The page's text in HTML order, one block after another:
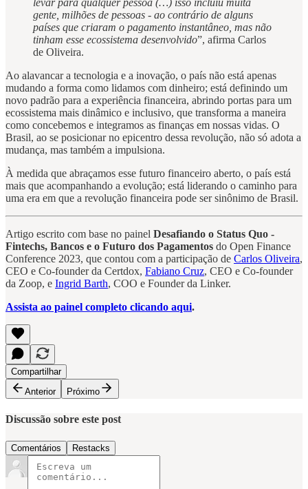
levar para qualquer pessoa (…) isso incluiu muita
gente, milhões de pessoas - ao contrário de alguns
países que criaram o pagamento instantâneo, mas não
tinham esse ecossistema desenvolvido”, afirma Carlos
de Oliveira.
Ao alavancar a tecnologia e a inovação, o país não está apenas
mudando a forma como lidamos com dinheiro; está definindo um
novo padrão para a experiência financeira, abrindo portas para um
ecossistema mais dinâmico e inclusivo, que transforma a maneira
como concebemos e integramos as finanças em nossas vidas. O
Brasil, ao se posicionar no epicentro dessa revolução, não só adota a
mudança, mas também a impulsiona.
À medida que abraçamos esse futuro financeiro aberto, o país está
mais que acompanhando a evolução; está liderando o caminho para
uma era em que a revolução financeira pode ser sinônimo de Brasil.
Artigo escrito com base no painel Desafiando o Status Quo -
Fintechs, Bancos e o Futuro dos Pagamentos do Open Finance
Conference 2023, que contou com a participação de Carlos Oliveira,
CEO e Co-founder da Certdox, Fabiano Cruz, CEO e Co-founder
da Zoop, e Ingrid Barth, COO e Founder da Linker.
Assista ao painel completo clicando aqui.
Compartilhar
Anterior
Próximo
Discussão sobre este post
Comentários Restacks